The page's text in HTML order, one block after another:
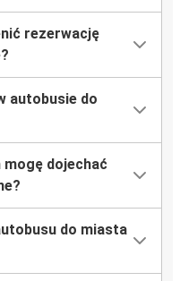
rezerwację
autobusie do
mogę dojechać
do miasta